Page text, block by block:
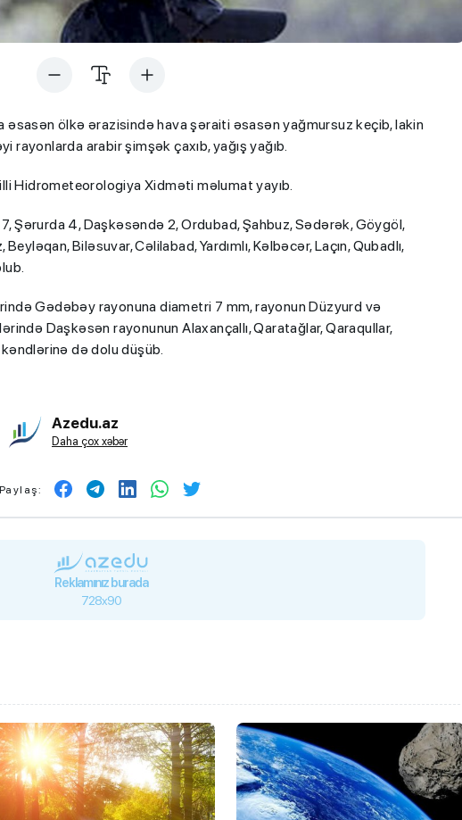
ölkə ərazisində hava şəraiti əsasən yağmursuz keçib, lakin
arabir şimşək çaxıb, yağış yağıb.
Hidrometeorologiya Xidməti məlumat yayıb.
Şərurda 4, Daşkəsəndə 2, Ordubad, Şahbuz, Sədərək, Göygöl,
Biləsuvar, Cəlilabad, Yardımlı, Kəlbəcər, Laçın, Qubadlı,
Gədəbəy rayonuna diametri 7 mm, rayonun Düzyurd və
Daşkəsən rayonunun Alaxançallı, Qaratağlar, Qaraqullar,
də dolu düşüb.
Azedu.az
Daha çox xəbər
Paylaş:
Reklamınız burada
728x90